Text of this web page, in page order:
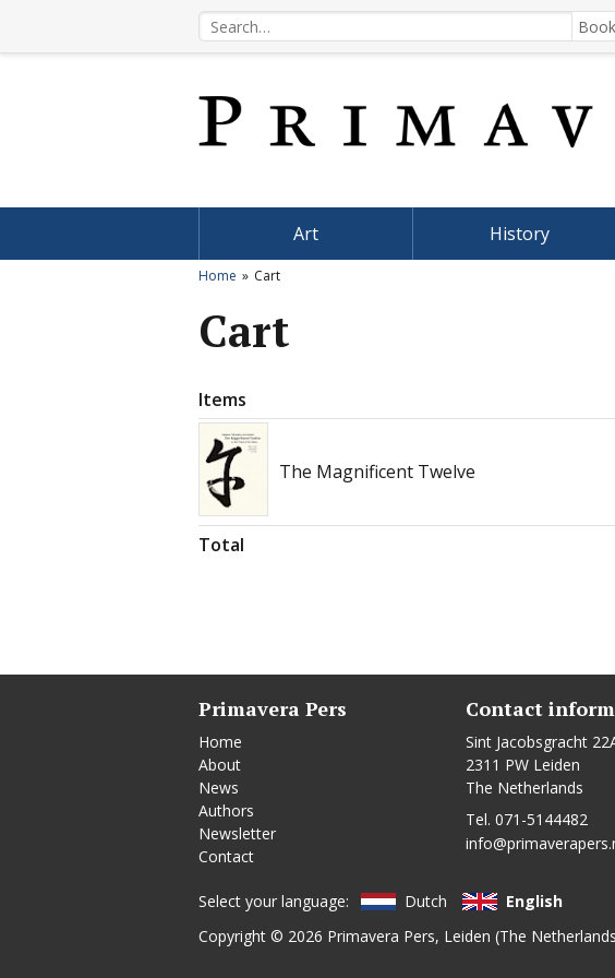
Art History
Home Cart
Cart
Items
The Magnificent Twelve
Total
Primavera Pers
Home
About
News
Authors
Newsletter
Contact
Contact
Sint Jacobsgracht
2311 PW Leiden
The Netherlands
Tel. 071-5144482
Select your language: Dutch
English
Copyright © 2026 Primavera Pers, Leiden (The